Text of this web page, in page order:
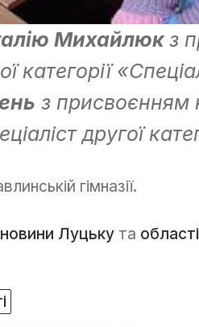
Михайлюкз
категорії
з присвоєнням
другої
гімназії.
новини Луцьку та області